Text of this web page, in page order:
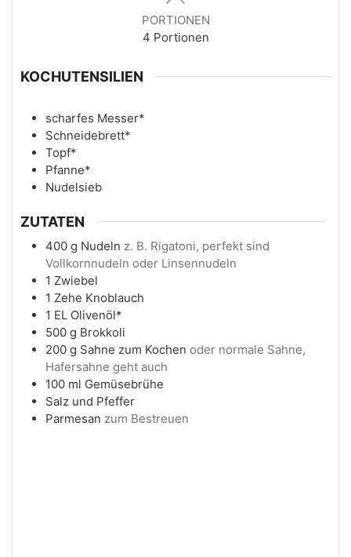
PORTIONEN
4 Portionen
KOCHUTENSILIEN
scharfes Messer*
Schneidebrett*
Topf*
Pfanne*
Nudelsieb
ZUTATEN
400 g Nudeln z. B. Rigatoni, perfekt sind
Vollkornnudeln oder Linsennudeln
1 Zwiebel
1 Zehe Knoblauch
1 EL Olivenöl*
500 g Brokkoli
200 g Sahne zum Kochen oder normale Sahne,
Hafersahne geht auch
100 ml Gemüsebrühe
Salz und Pfeffer
Parmesan zum Bestreuen